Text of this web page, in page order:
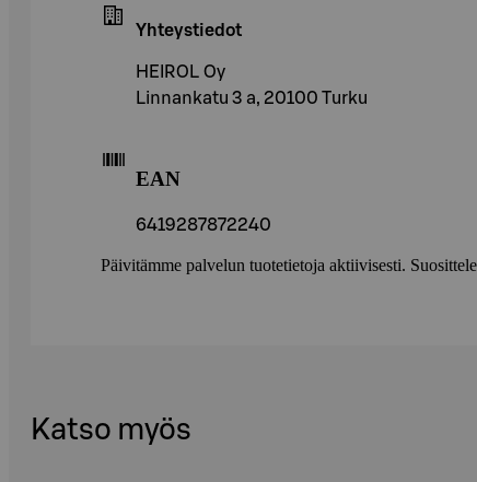
Yhteystiedot
HEIROL Oy
Linnankatu 3 a, 20100 Turku
EAN
6419287872240
Päivitämme palvelun tuotetietoja aktiivisesti.
Katso myös